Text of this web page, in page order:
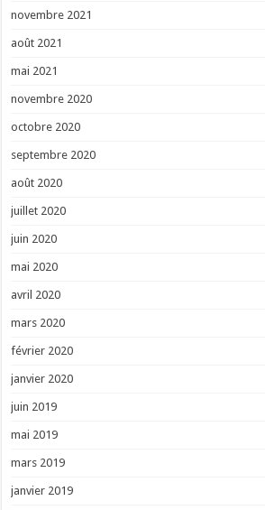
novembre 2021
août 2021
mai 2021
novembre 2020
octobre 2020
septembre 2020
août 2020
juillet 2020
juin 2020
mai 2020
avril 2020
mars 2020
février 2020
janvier 2020
juin 2019
mai 2019
mars 2019
janvier 2019